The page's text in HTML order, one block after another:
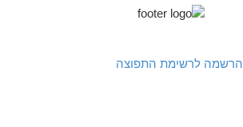
הרשמה לרשימת התפוצה